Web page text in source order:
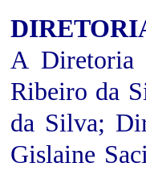
A Diretoria
Ribeiro da
da Silva;
Gislaine